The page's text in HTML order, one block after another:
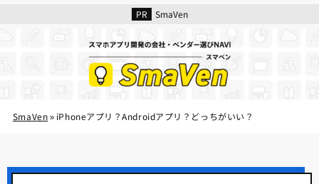
SmaVen
SmaVen» iPhoneアプリ？Androidアプリ？どっちがいい？